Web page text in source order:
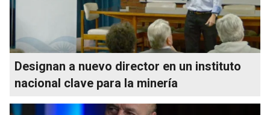
Designan a nuevo director en un instituto
nacional clave para la minería